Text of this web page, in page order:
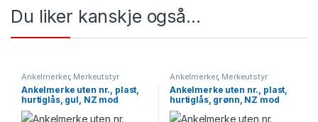
Du liker kanskje også…
Ankelmerker, Merkeutstyr
Ankelmerke uten nr., plast,
hurtiglås, gul, NZ mod
Ankelmerker, Merkeutstyr
Ankelmerke uten nr., plast,
hurtiglås, grønn, NZ mod